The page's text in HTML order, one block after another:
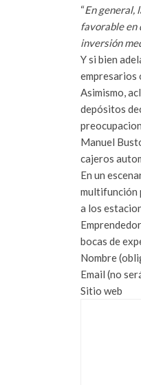
“En general,
favorable en
inversión
Y si bien
empresarios
Asimismo,
depósitos
Manuel
cajeros
En un
multifunción
a los
bocas de
Nombre
Email (no
Sitio web